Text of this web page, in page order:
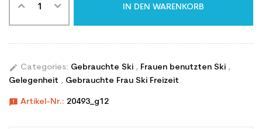
IN DEN WARENKORB
edit Categories: Gebrauchte Ski , Frauen benutzten Ski ,
Gelegenheit , Gebrauchte Frau Ski Freizeit
announcement Artikel-Nr.: 20493_g12